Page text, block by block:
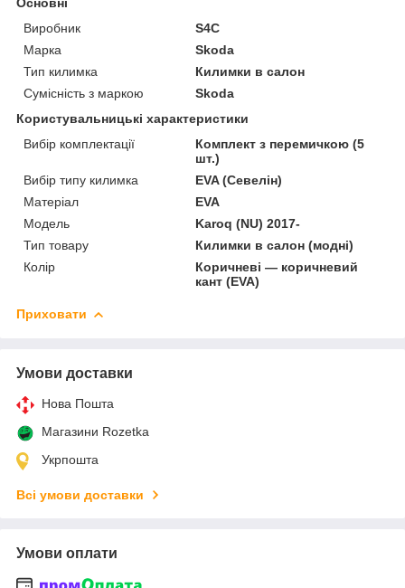
Виробник
S4C
Марка
Skoda
Тип килимка
Килимки в салон
Сумісність з маркою
Skoda
Користувальницькі характеристики
Вибір комплектації
Комплект з перемичкою (5
шт.)
Вибір типу килимка
EVA (Севелін)
Матеріал
EVA
Мoдель
Karoq (NU) 2017-
Тип товару
Килимки в салон (модні)
Колір
Коричневі — коричневий
кант (EVA)
Приховати
Умови доставки
Нова Пошта
Магазини Rozetka
Укрпошта
Всі умови доставки
Умови оплати